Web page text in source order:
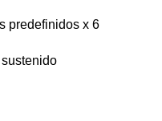
predefinidos x 6